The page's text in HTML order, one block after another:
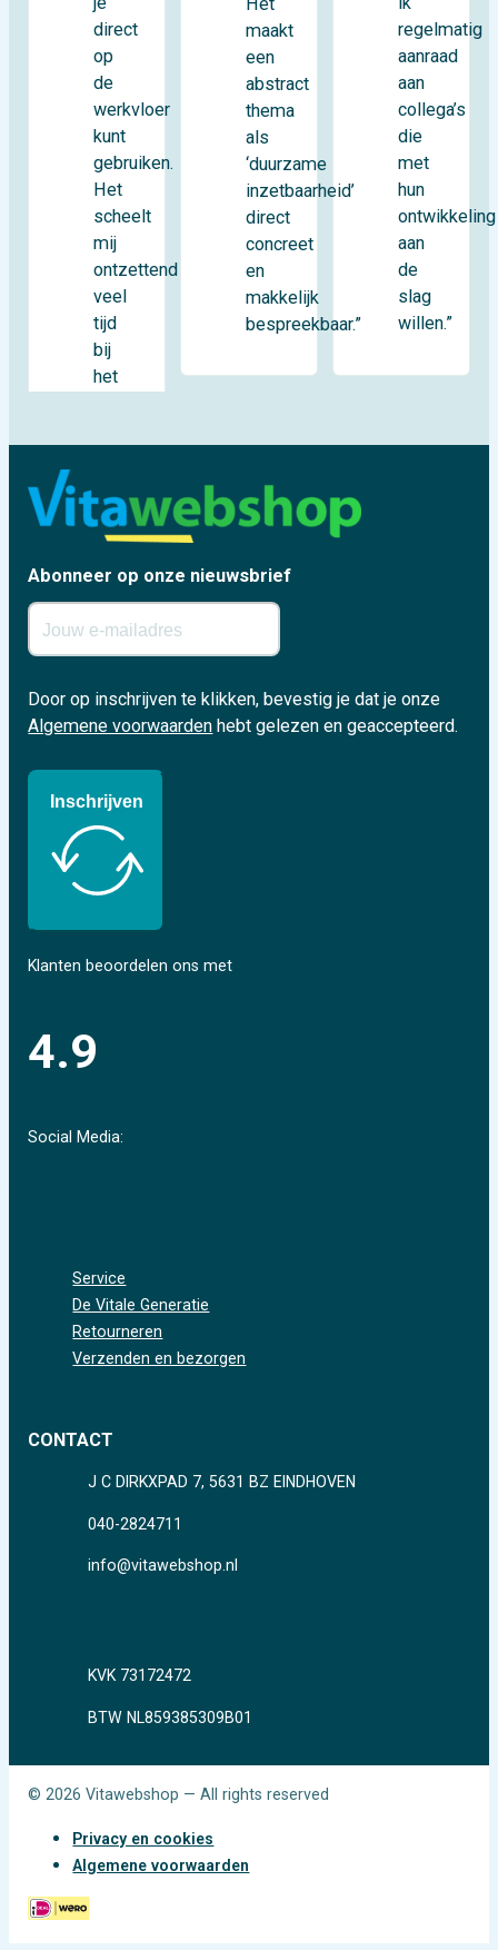
direct
op
de
werkvloer
kunt
gebruiken.
Het
scheelt
mij
ontzettend
veel
tijd
bij
het
maakt
een
abstract
thema
als
‘duurzame
inzetbaarheid’
direct
concreet
en
makkelijk
bespreekbaar.”
regelmatig
aanraad
aan
collega’s
die
met
hun
ontwikkeling
aan
de
slag
willen.”
Abonneer op onze nieuwsbrief
Door op inschrijven te klikken, bevestig je dat je onze
Algemene voorwaarden hebt gelezen en geaccepteerd.
Inschrijven
Klanten beoordelen ons met
4.9
Social Media:
Service
De Vitale Generatie
Retourneren
Verzenden en bezorgen
CONTACT
J C DIRKXPAD 7, 5631 BZ EINDHOVEN
040-2824711
info@vitawebshop.nl
KVK 73172472
BTW NL859385309B01
© 2026 Vitawebshop — All rights reserved
Privacy en cookies
Algemene voorwaarden